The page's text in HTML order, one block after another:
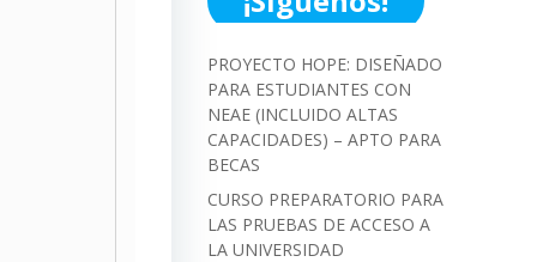
PROYECTO HOPE: DISEÑADO
PARA ESTUDIANTES CON
NEAE (INCLUIDO ALTAS
CAPACIDADES) – APTO PARA
BECAS
CURSO PREPARATORIO PARA
LAS PRUEBAS DE ACCESO A
LA UNIVERSIDAD